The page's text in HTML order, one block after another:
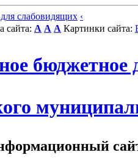
слабовидящих ‹
сайта: A A A Картинки сайта:
бюджетное